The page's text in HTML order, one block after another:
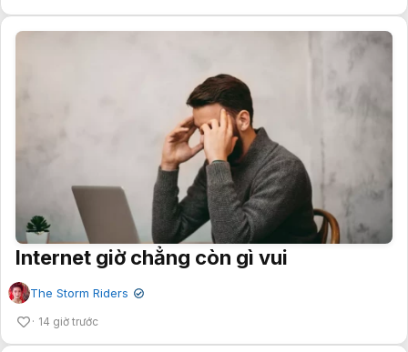
Internet giờ chẳng còn gì vui
The Storm Riders ✔
14 giờ trước